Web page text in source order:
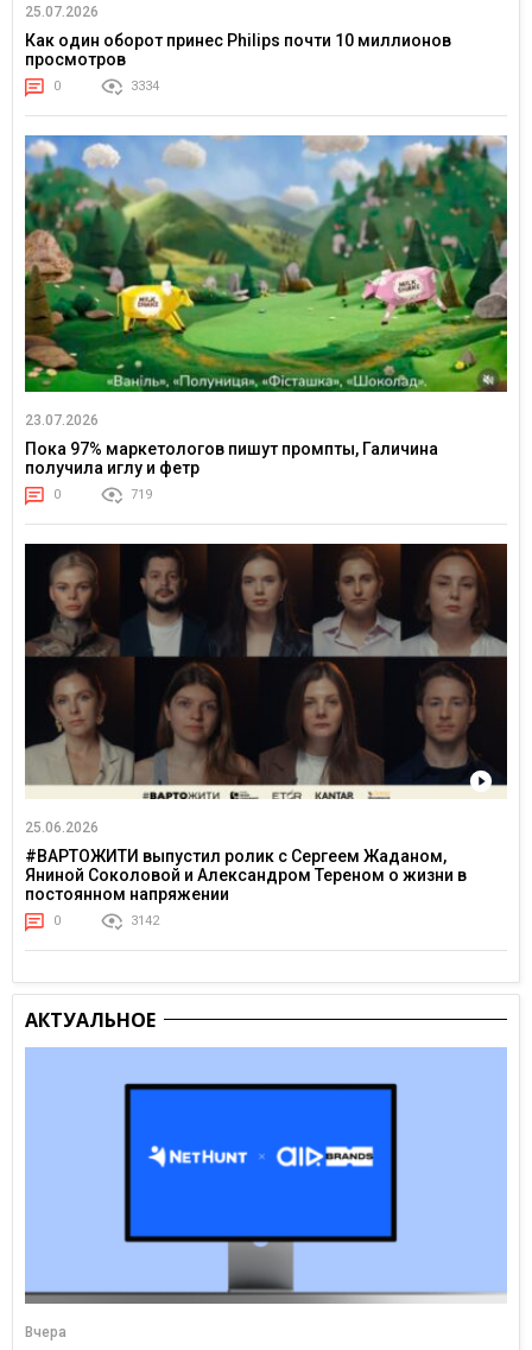
25.07.2026
Как один оборот принес Philips почти 10 миллионов
просмотров
0 3334
23.07.2026
Пока 97% маркетологов пишут промпты, Галичина
получила иглу и фетр
0 719
25.06.2026
#ВАРТОЖИТИ выпустил ролик с Сергеем Жаданом,
Яниной Соколовой и Александром Тереном о жизни в
постоянном напряжении
0 3142
АКТУАЛЬНОЕ
Вчера